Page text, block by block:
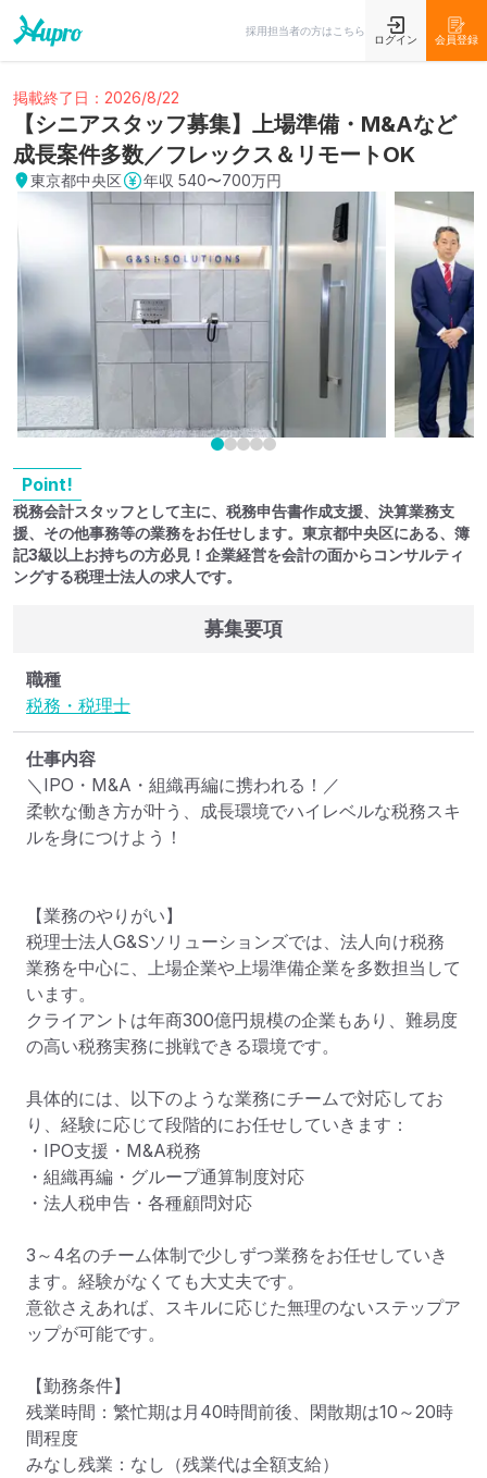
採用担当者の方はこちら
ログイン 会員登録
掲載終了日：2026/8/22
【シニアスタッフ募集】上場準備・M&Aなど
成長案件多数／フレックス＆リモートOK
東京都中央区 年収 540〜700万円
Point!
税務会計スタッフとして主に、税務申告書作成支援、決算業務支
援、その他事務等の業務をお任せします。東京都中央区にある、簿
記3級以上お持ちの方必見！企業経営を会計の面からコンサルティ
ングする税理士法人の求人です。
募集要項
職種
税務・税理士
仕事内容
＼IPO・M&A・組織再編に携われる！／
柔軟な働き方が叶う、成長環境でハイレベルな税務スキ
ルを身につけよう！
【業務のやりがい】
税理士法人G&Sソリューションズでは、法人向け税務
業務を中心に、上場企業や上場準備企業を多数担当して
います。
クライアントは年商300億円規模の企業もあり、難易度
の高い税務実務に挑戦できる環境です。
具体的には、以下のような業務にチームで対応してお
り、経験に応じて段階的にお任せしていきます：
・IPO支援・M&A税務
・組織再編・グループ通算制度対応
・法人税申告・各種顧問対応
3～4名のチーム体制で少しずつ業務をお任せしていき
ます。経験がなくても大丈夫です。
意欲さえあれば、スキルに応じた無理のないステップア
ップが可能です。
【勤務条件】
残業時間：繁忙期は月40時間前後、閑散期は10～20時
間程度
みなし残業：なし（残業代は全額支給）